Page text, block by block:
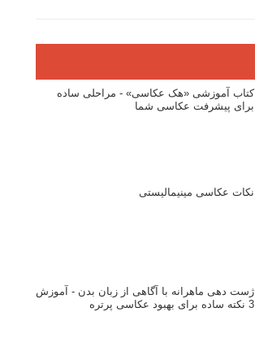
کتاب آموزشی «هک عکاسی» - مراحلی ساده
برای پیشرفت عکاسی شما
نکات عکاسی مینیمالیستی
ژست دهی ماهرانه با آگاهی از زبان بدن - آموزش
3 نکته ساده برای بهبود عکاسی پرتره